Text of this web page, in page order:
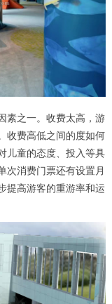
素之一。收费太高，游
收费高低之间的度如何
儿童的态度、投入等具
次消费门票还有设置月
提高游客的重游率和运